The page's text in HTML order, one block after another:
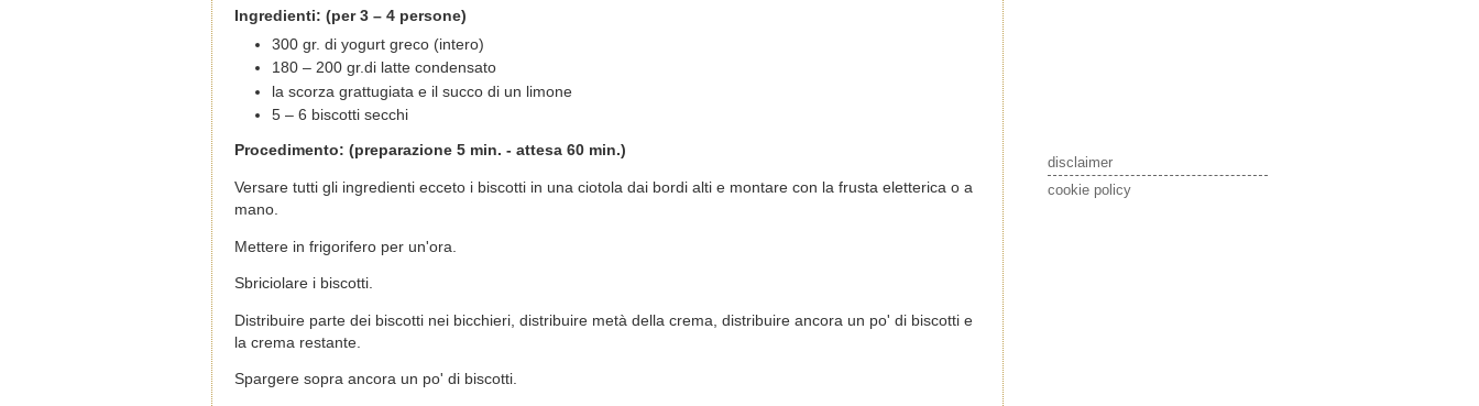
Ingredienti: (per 3 – 4 persone)
300 gr. di yogurt greco (intero)
180 – 200 gr.di latte condensato
la scorza grattugiata e il succo di un limone
5 – 6 biscotti secchi
Procedimento: (preparazione 5 min. - attesa 60 min.)
Versare tutti gli ingredienti ecceto i biscotti in una ciotola dai bordi alti e montare con la frusta eletterica o a
mano.
Mettere in frigorifero per un'ora.
Sbriciolare i biscotti.
Distribuire parte dei biscotti nei bicchieri, distribuire metà della crema, distribuire ancora un po' di biscotti e
la crema restante.
Spargere sopra ancora un po' di biscotti.
disclaimer
cookie policy